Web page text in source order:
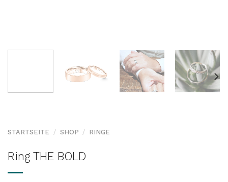
STARTSEITE / SHOP / RINGE
Ring THE BOLD